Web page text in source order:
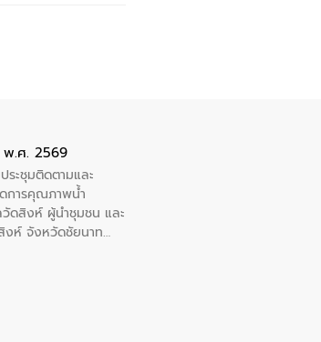
พ.ศ. 2569
ระชุมติดตามและ
การคุณภาพน้ำ
ดสิงห์ ผู้นำชุมชน และ
งห์ จังหวัดชัยนาท